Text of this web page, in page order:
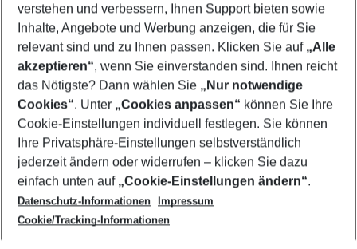
Footer
Footer navigation
Über uns
AGB
Cookie-Einstellungen ändern
Cookie-Richtlinie
Datenschutz
Service & Hilfe
Barrierefreies Reisen
Check-in
Folgen Sie uns
verstehen und verbessern, Ihnen Support bieten sowie
Inhalte, Angebote und Werbung anzeigen, die für Sie
relevant sind und zu Ihnen passen. Klicken Sie auf „Alle
akzeptieren“, wenn Sie einverstanden sind. Ihnen reicht
das Nötigste? Dann wählen Sie „Nur notwendige
Cookies“. Unter „Cookies anpassen“ können Sie Ihre
Cookie-Einstellungen individuell festlegen. Sie können
Ihre Privatsphäre-Einstellungen selbstverständlich
jederzeit ändern oder widerrufen – klicken Sie dazu
einfach unten auf „Cookie-Einstellungen ändern“.
Datenschutz-Informationen
Impressum
Cookie/Tracking-Informationen